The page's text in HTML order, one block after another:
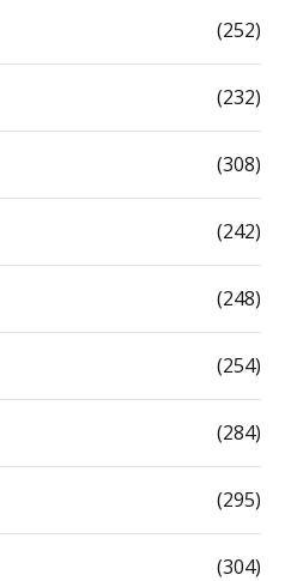
(252)
(232)
(308)
(242)
(248)
(254)
(284)
(295)
(304)